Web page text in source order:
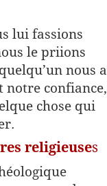
lui fassions
le priions
nous a
notre confiance,
chose qui
religieuses